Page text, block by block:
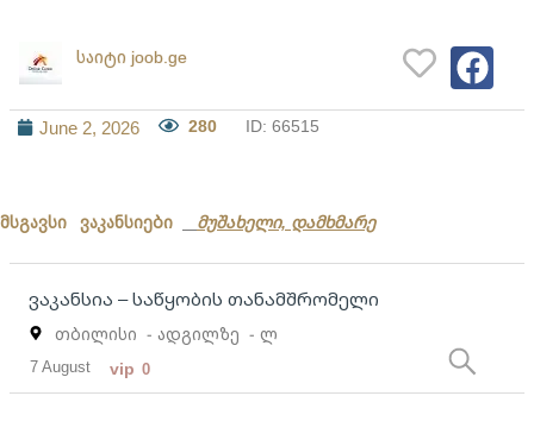
საიტი joob.ge
June 2, 2026 280 ID: 66515
მსგავსი ვაკანსიები მუშახელი, დამხმარე
ვაკანსია – საწყობის თანამშრომელი
თბილისი - ადგილზე - ლ
7 August vip 0